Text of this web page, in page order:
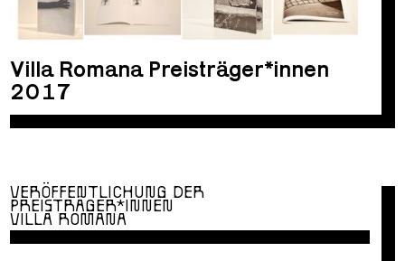
Villa Romana Preisträger*innen
2017
VERÖFFENTLICHUNG DER
PREISTRÄGER*INNEN
VILLA ROMANA